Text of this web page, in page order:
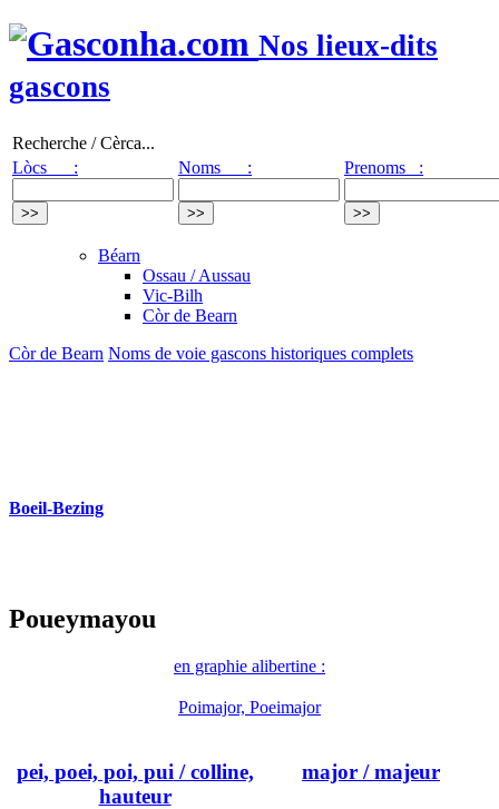
Nos lieux-dits
gascons
Recherche / Cèrca...
Lòcs :
Noms : Prenoms :
Béarn
Ossau / Aussau
Vic-Bilh
Còr de Bearn
Còr de Bearn Noms de voie gascons historiques complets
Boeil-Bezing
Poueymayou
en graphie alibertine :
Poimajor, Poeimajor
pei, poei, poi, pui / colline,
hauteur
major / majeur